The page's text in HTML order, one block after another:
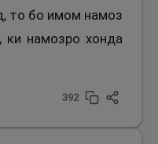
то бо имом намоз
ки намозро хонда
392